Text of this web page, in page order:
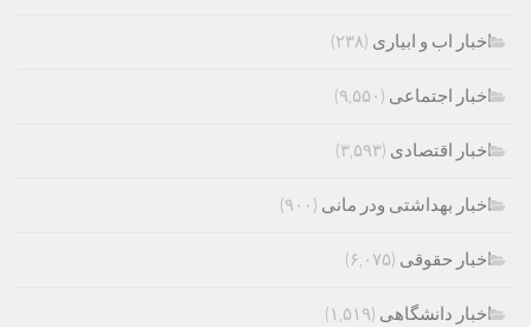
اخبار اب و ابیاری (۲۳۸)
اخبار اجتماعی (۹,۵۵۰)
اخبار اقتصادی (۳,۵۹۳)
اخبار بهداشتی ودر مانی (۹۰۰)
اخبار حقوقی (۶,۰۷۵)
اخبار دانشگاهی (۱,۵۱۹)